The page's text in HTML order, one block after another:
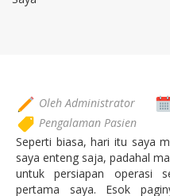
Oleh Administrator
Pengalaman Pasien
Seperti biasa, hari itu saya
saya enteng saja, padahal
untuk persiapan operasi
pertama saya. Esok